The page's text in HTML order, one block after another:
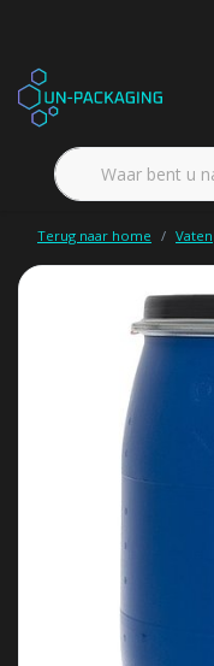
Terug naar home Vaten